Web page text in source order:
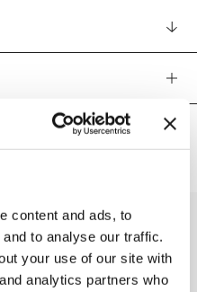
content and ads, to
to analyse our traffic.
your use of our site with
analytics partners who
dragsko i huvan. Subtilt
Croppad passform. 70%